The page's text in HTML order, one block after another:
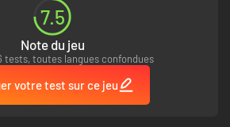
7.5
Note du jeu
tests, toutes langues confondues
votre test sur ce jeu